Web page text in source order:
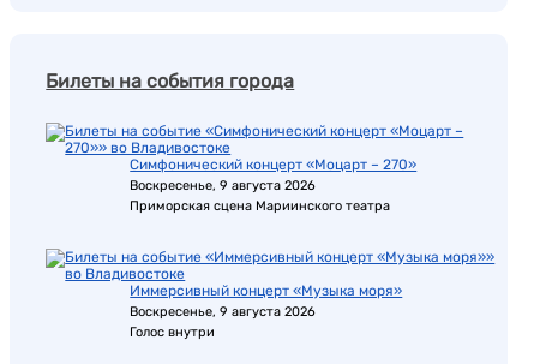
Билеты на события города
Симфонический концерт «Моцарт – 270»
Воскресенье, 9 августа 2026
Приморская сцена Мариинского театра
Иммерсивный концерт «Музыка моря»
Воскресенье, 9 августа 2026
Голос внутри